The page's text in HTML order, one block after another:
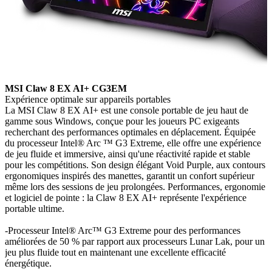
MSI Claw 8 EX AI+ CG3EM
Expérience optimale sur appareils portables
La MSI Claw 8 EX AI+ est une console portable de jeu haut de
gamme sous Windows, conçue pour les joueurs PC exigeants
recherchant des performances optimales en déplacement. Équipée
du processeur Intel® Arc ™ G3 Extreme, elle offre une expérience
de jeu fluide et immersive, ainsi qu'une réactivité rapide et stable
pour les compétitions. Son design élégant Void Purple, aux contours
ergonomiques inspirés des manettes, garantit un confort supérieur
même lors des sessions de jeu prolongées. Performances, ergonomie
et logiciel de pointe : la Claw 8 EX AI+ représente l'expérience
portable ultime.
-Processeur Intel® Arc™ G3 Extreme pour des performances
améliorées de 50 % par rapport aux processeurs Lunar Lak, pour un
jeu plus fluide tout en maintenant une excellente efficacité
énergétique.